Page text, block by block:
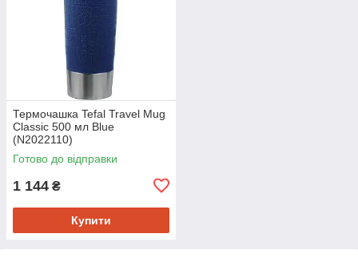
Термочашка Tefal Travel Mug
Classic 500 мл Blue
(N2022110)
Готово до відправки
1 144 ₴
Купити